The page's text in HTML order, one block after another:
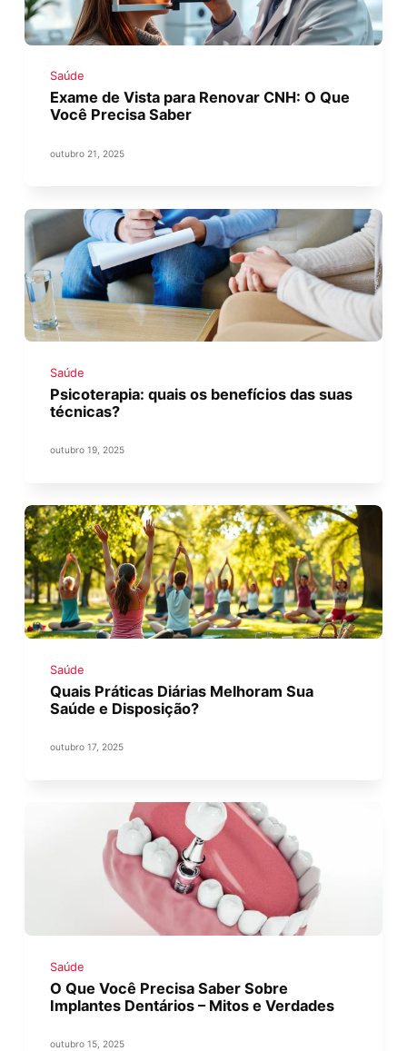
Saúde
Exame de Vista para Renovar CNH: O Que
Você Precisa Saber
outubro 21, 2025
Saúde
Psicoterapia: quais os benefícios das suas
técnicas?
outubro 19, 2025
Saúde
Quais Práticas Diárias Melhoram Sua
Saúde e Disposição?
outubro 17, 2025
Saúde
O Que Você Precisa Saber Sobre
Implantes Dentários – Mitos e Verdades
outubro 15, 2025